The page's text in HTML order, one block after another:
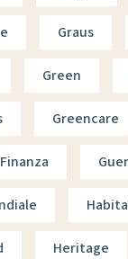
Graus
Green
Greencare
Heritage